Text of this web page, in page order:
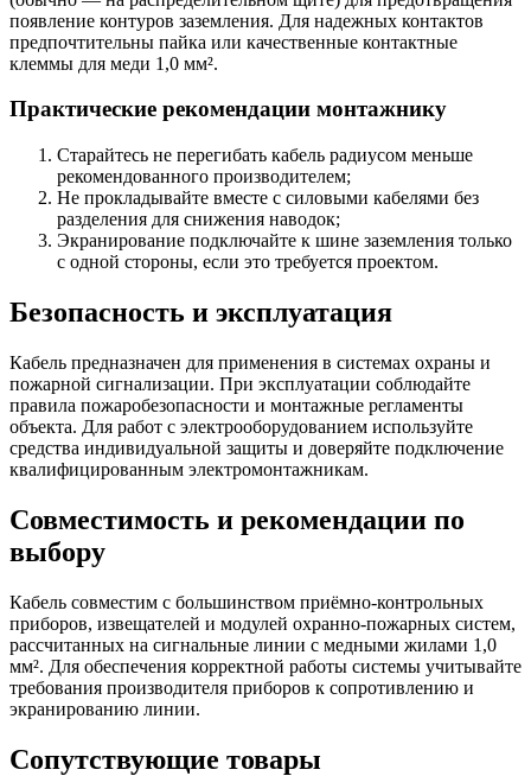
появление контуров заземления. Для надежных контактов
предпочтительны пайка или качественные контактные
клеммы для меди 1,0 мм².
Практические рекомендации монтажнику
Старайтесь не перегибать кабель радиусом меньше
рекомендованного производителем;
Не прокладывайте вместе с силовыми кабелями без
разделения для снижения наводок;
Экранирование подключайте к шине заземления только
с одной стороны, если это требуется проектом.
Безопасность и эксплуатация
Кабель предназначен для применения в системах охраны и
пожарной сигнализации. При эксплуатации соблюдайте
правила пожаробезопасности и монтажные регламенты
объекта. Для работ с электрооборудованием используйте
средства индивидуальной защиты и доверяйте подключение
квалифицированным электромонтажникам.
Совместимость и рекомендации по
выбору
Кабель совместим с большинством приёмно-контрольных
приборов, извещателей и модулей охранно-пожарных систем,
рассчитанных на сигнальные линии с медными жилами 1,0
мм². Для обеспечения корректной работы системы учитывайте
требования производителя приборов к сопротивлению и
экранированию линии.
Сопутствующие товары